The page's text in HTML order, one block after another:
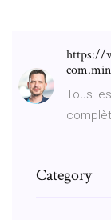
https://
Tous les
Category